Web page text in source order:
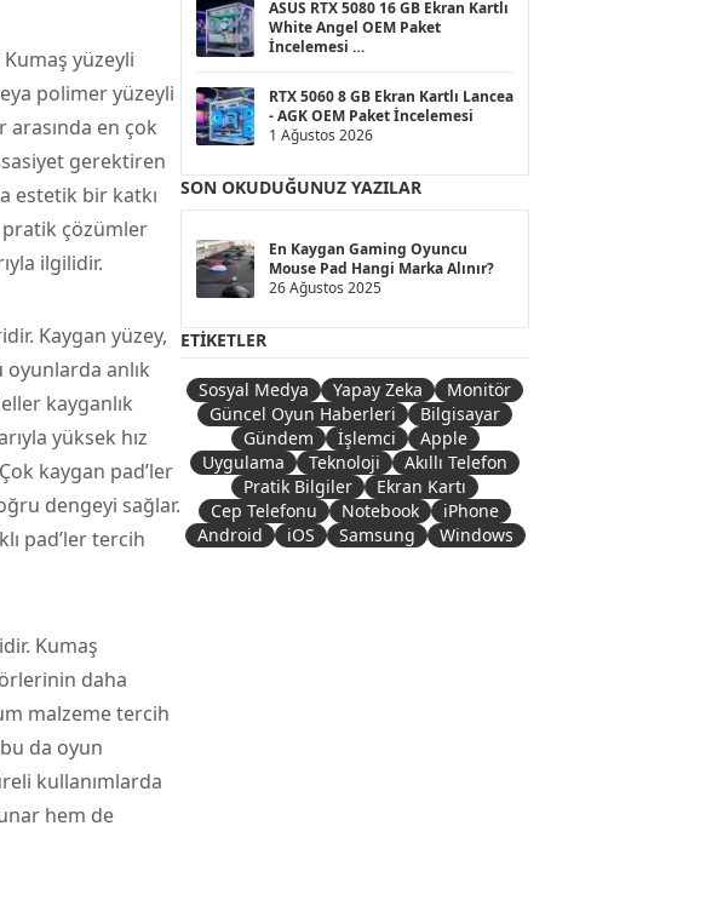
yüzeyli
polimer yüzeyli
arasında en çok
gerektiren
estetik bir katkı
pratik çözümler
ilgilidir.
Kaygan yüzey,
oyunlarda anlık
kayganlık
yüksek hız
kaygan pad’ler
dengeyi sağlar.
pad’ler tercih
Kumaş
daha
malzeme tercih
da oyun
kullanımlarda
hem de
ASUS RTX 5080 16 GB Ekran Kartlı
White Angel OEM Paket
İncelemesi
RTX 5060 8 GB Ekran Kartlı Lancea
- AGK OEM Paket İncelemesi
1 Ağustos 2026
SON OKUDUĞUNUZ YAZILAR
En Kaygan Gaming Oyuncu
Mouse Pad Hangi Marka Alınır?
26 Ağustos 2025
ETIKETLER
Sosyal Medya Yapay Zeka
Monitör
Güncel Oyun Haberleri
Bilgisayar
Gündem
İşlemci
Apple
Uygulama
Teknoloji
Akıllı Telefon
Pratik Bilgiler
Ekran Kartı
Cep Telefonu
Notebook
iPhone
Android
iOS Samsung Windows